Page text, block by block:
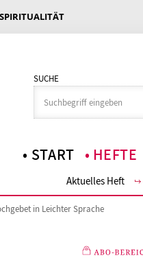
SUCHE
START HEFTE
Aktuelles Heft
in Leichter Sprache